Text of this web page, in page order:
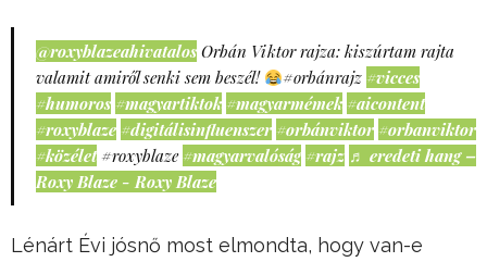
@roxyblazeahivatalos Orbán Viktor rajza: kiszúrtam rajta
valamit amiről senki sem beszél!
#orbánrajz #vicces
#humoros #magyartiktok #magyarmémek #aicontent
#roxyblaze #digitálisinfluenszer #orbánviktor #orbanviktor
#közélet #roxyblaze #magyarvalóság #rajz ♬ eredeti hang –
Roxy Blaze - Roxy Blaze
Lénárt Évi jósnő most elmondta, hogy van-e